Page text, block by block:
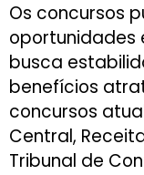
Os concursos
oportunidades
busca
benefícios
concursos
Central,
Tribunal de